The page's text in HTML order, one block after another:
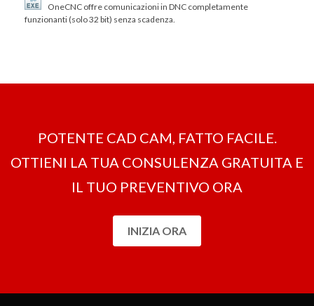
OneCNC offre comunicazioni in DNC completamente
funzionanti (solo 32 bit) senza scadenza.
POTENTE CAD CAM, FATTO FACILE.
OTTIENI LA ​​TUA CONSULENZA GRATUITA E
IL TUO PREVENTIVO ORA
INIZIA ORA